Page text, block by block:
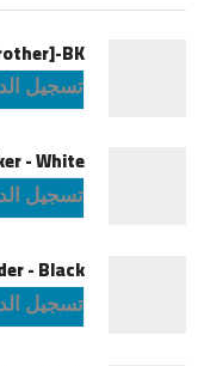
تسجيل
تسجيل
- Black
تسجيل